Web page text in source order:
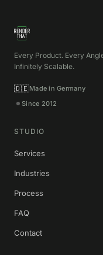
Every Product. Every
Infinitely Scalable.
🇩🇪Made in Germany
Since 2012
STUDIO
Services
Industries
Process
FAQ
Contact